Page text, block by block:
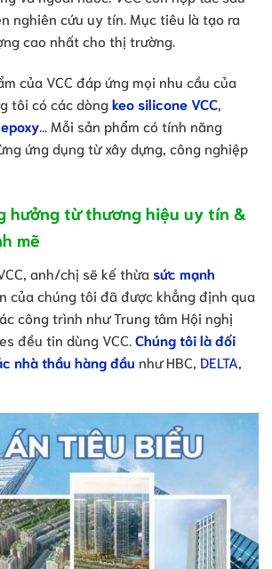
nghiên cứu uy tín. Mục tiêu là tạo ra
cao nhất cho thị trường.
của VCC đáp ứng mọi nhu cầu của
tôi có các dòngkeo silicone VCC
epoxy … Mỗi sản phẩm có tính năng
ứng dụng từ xây dựng, công nghiệp
hưởng từ thương hiệu uy tín &
mẽ
anh/chị sẽ kế thừa sức mạnh
của chúng tôi đã được khẳng định qua
công trình như Trung tâm Hội nghị
đều tin dùng VCC. Chúng tôi là đối
nhà thầu hàng đầu như HBC, DELTA